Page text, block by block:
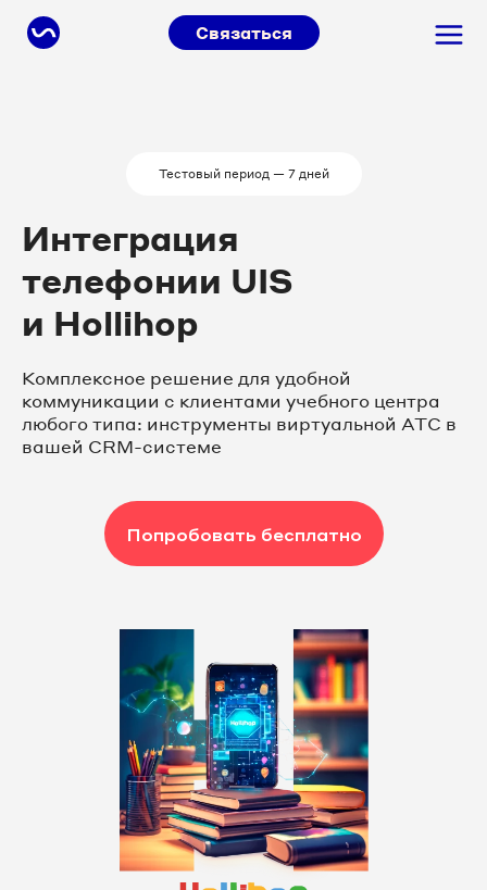
Связаться
Тестовый период — 7 дней
Интеграция
телефонии UIS
и Hollihop
Комплексное решение для удобной
коммуникации с клиентами учебного центра
любого типа: инструменты виртуальной АТС в
вашей CRM-системе
Попробовать бесплатно